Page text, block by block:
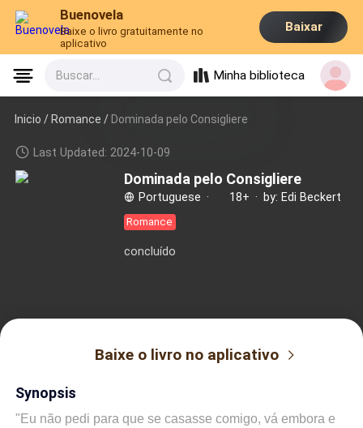
Buenovela
Baixe o livro gratuitamente no
aplicativo
Baixar
Buscar... Minha biblioteca
Inicio /Romance / Dominada pelo Consigliere
Last Updated: 2024-10-09
Dominada pelo Consigliere
Portuguese · 18+ · by: Edi Beckert
Romance
concluído
Baixe o livro no aplicativo
Synopsis
"Eu não pedi para que se casasse comigo, vá embora e